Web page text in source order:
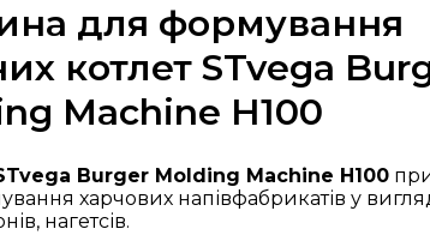
для формування
котлет STvega
Machine H100
ega Burger Molding Machine H100
харчових напівфабрикатів у
нагетсів.